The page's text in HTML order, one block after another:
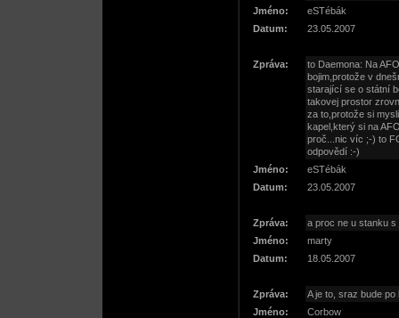
Jméno:
eSTébák
Datum:
23.05.2007
Zpráva:
to Daemona: Na
bojim,protože v
starající se o státní
takovej prostor
za to,protože si
kapel,který si na
proč...nic víc ;-) to
odpovědí :-)
Jméno:
eSTébák
Datum:
23.05.2007
Zpráva:
a proc ne u stanku s
Jméno:
marty
Datum:
18.05.2007
Zpráva:
A je to, sraz bude
Jméno:
Corbow